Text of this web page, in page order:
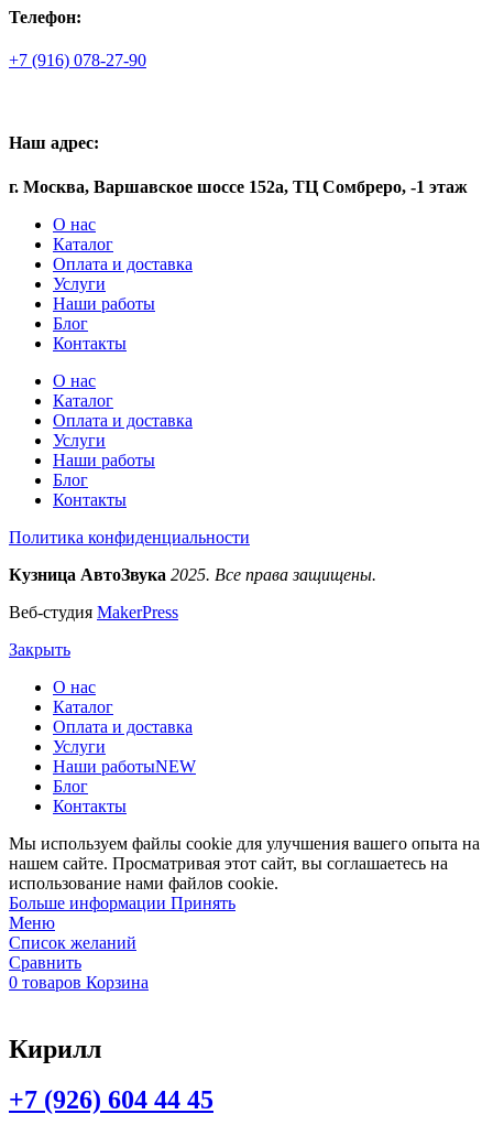
Телефон:
+7 (916) 078-27-90
Наш адрес:
г. Москва, Варшавское шоссе 152а, ТЦ Сомбреро, -1 этаж
О нас
Каталог
Оплата и доставка
Услуги
Наши работы
Блог
Контакты
О нас
Каталог
Оплата и доставка
Услуги
Наши работы
Блог
Контакты
Политика конфиденциальности
Кузница АвтоЗвука 2025. Все права защищены.
Веб-студия MakerPress
Закрыть
О нас
Каталог
Оплата и доставка
Услуги
Наши работыNEW
Блог
Контакты
Мы используем файлы cookie для улучшения вашего опыта на
нашем сайте. Просматривая этот сайт, вы соглашаетесь на
использование нами файлов cookie.
Больше информации Больше
Принять
Меню
Список желаний
Сравнить
0 товаров Корзина
Кирилл
+7 (926) 604 44 45